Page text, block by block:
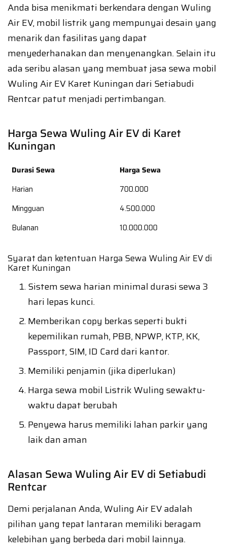
Anda bisa menikmati berkendara dengan Wuling
Air EV, mobil listrik yang mempunyai desain yang
menarik dan fasilitas yang dapat
menyederhanakan dan menyenangkan. Selain itu
ada seribu alasan yang membuat jasa sewa mobil
Wuling Air EV Karet Kuningan dari Setiabudi
Rentcar patut menjadi pertimbangan.
Harga Sewa Wuling Air EV di Karet
Kuningan
Durasi Sewa
Harga Sewa
Harian
700.000
Mingguan
4.500.000
Bulanan
10.000.000
Syarat dan ketentuan Harga Sewa Wuling Air EV di
Karet Kuningan
Sistem sewa harian minimal durasi sewa 3
hari lepas kunci.
Memberikan copy berkas seperti bukti
kepemilikan rumah, PBB, NPWP, KTP, KK,
Passport, SIM, ID Card dari kantor.
Memiliki penjamin (jika diperlukan)
Harga sewa mobil Listrik Wuling sewaktu-
waktu dapat berubah
Penyewa harus memiliki lahan parkir yang
laik dan aman
Alasan Sewa Wuling Air EV di Setiabudi
Rentcar
Demi perjalanan Anda, Wuling Air EV adalah
pilihan yang tepat lantaran memiliki beragam
kelebihan yang berbeda dari mobil lainnya.